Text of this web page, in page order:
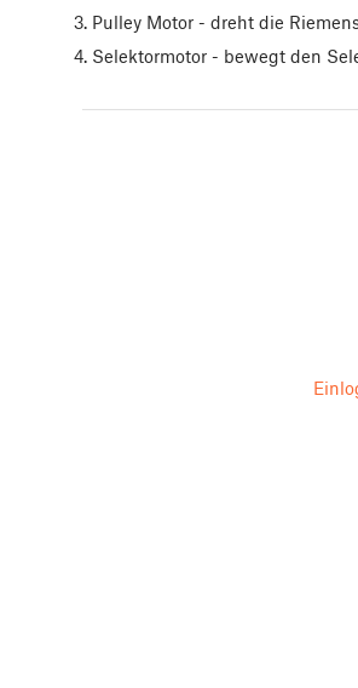
Pulley Motor - dreht die
Selektormotor - bewegt den